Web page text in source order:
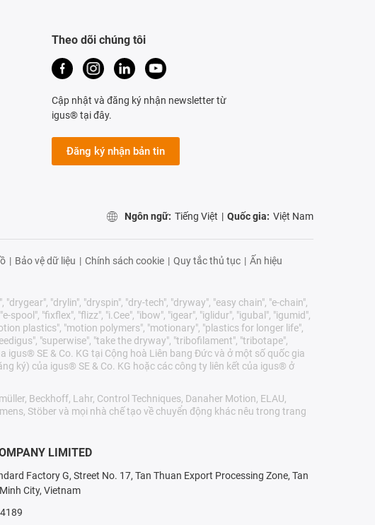
Theo dõi chúng tôi
Cập nhật và đăng ký nhận newsletter từ
igus® tại đây.
Đăng ký nhận bản tin
Ngôn ngữ: Tiếng Việt | Quốc gia: Việt Nam
| Bảo vệ dữ liệu | Chính sách cookie | Quy tắc thủ tục | Ấn hiệu
"drylin", "dryspin", "dry-tech", "dryway", "easy chain", "e-chain",
"fixflex", "flizz", "i.Cee", "ibow", "igear", "iglidur", "igubal", "igumid",
plastics", "motion polymers", "motionary", "plastics for longer life",
"superwise", "take the dryway", "tribofilament", "tribotape",
igus® SE & Co. KG tại Cộng hoà Liên bang Đức và ở một số quốc gia
ký) của igus® SE & Co. KG hoặc các công ty liên kết của igus® ở
Beckhoff, Lahr, Control Techniques, Danaher Motion, ELAU,
Stöber và mọi nhà chế tạo về chuyển động khác nêu trong trang
LIMITED
Factory G, Street No. 17, Tan Thuan Export Processing Zone, Tan
City, Vietnam